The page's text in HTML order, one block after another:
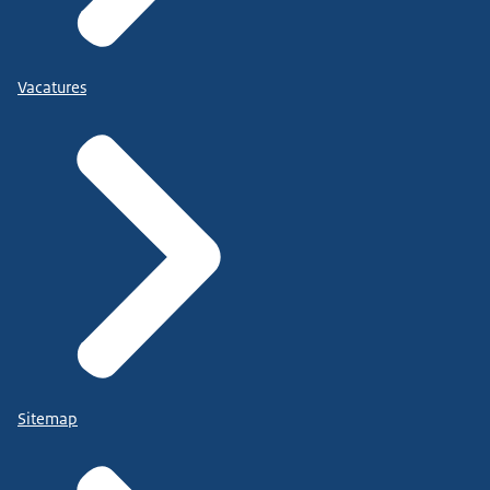
Vacatures
Sitemap